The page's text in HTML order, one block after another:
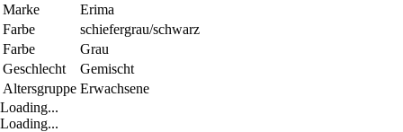
Marke
Erima
Farbe
schiefergrau/schwarz
Farbe
Grau
Geschlecht
Gemischt
Altersgruppe Erwachsene
Loading...
Loading...